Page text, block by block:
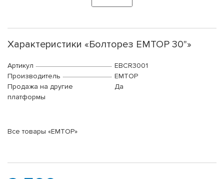
Характеристики «Болторез EMTOP 30"»
Артикул
EBCR3001
Производитель
EMTOP
Продажа на другие
платформы
Да
Все товары «EMTOP»